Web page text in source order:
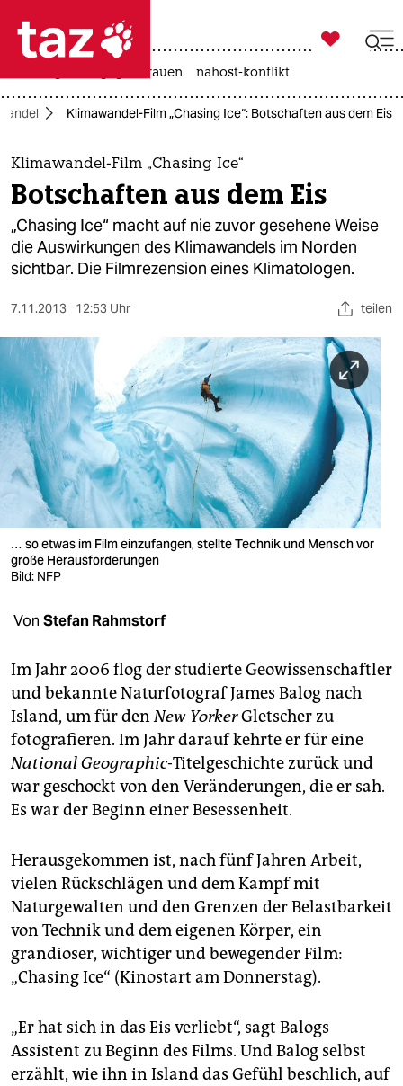
 taz zahl ich
taz zahl ich
themen
politik
öko
sport
berlin
nord
wahrheit
verlag
verlag
shop
fragen & hilfe
unterstützen
abo
genossenschaft
epaper login

taz zahl ich
gewalt gegen frauen nahost-konflikt
Klimawandel-Film „Chasing Ice“: Botschaften aus dem Eis
Klimawandel-Film „Chasing Ice“
Botschaften aus dem Eis
„Chasing Ice“ macht auf nie zuvor gesehene Weise
die Auswirkungen des Klimawandels im Norden
sichtbar. Die Filmrezension eines Klimatologen.
7.11.2013 12:53 Uhr teilen
… so etwas im Film einzufangen, stellte Technik und Mensch vor
große Herausforderungen
Bild: NFP
Von Stefan Rahmstorf
Im Jahr 2006 flog der studierte Geowissenschaftler
und bekannte Naturfotograf James Balog nach
Island, um für denNew YorkerGletscher zu
fotografieren. Im Jahr darauf kehrte er für eine
National Geographic-Titelgeschichte zurück und
war geschockt von den Veränderungen, die er sah.
Es war der Beginn einer Besessenheit.
Herausgekommen ist, nach fünf Jahren Arbeit,
vielen Rückschlägen und dem Kampf mit
Naturgewalten und den Grenzen der Belastbarkeit
von Technik und dem eigenen Körper, ein
grandioser, wichtiger und bewegender Film:
„Chasing Ice“ (Kinostart am Donnerstag).
„Er hat sich in das Eis verliebt“, sagt Balogs
Assistent zu Beginn des Films. Und Balog selbst
erzählt, wie ihn in Island das Gefühl beschlich, auf